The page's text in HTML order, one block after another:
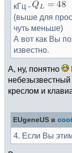
кГц -
(выше для
чуть меньше)
А вот как Вы
известно.
А, ну, понятно
креслом и
EUgeneUS в
4. Если Вы